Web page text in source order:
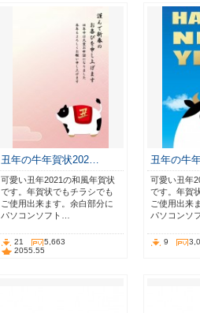
丑年の牛年賀状202…
可愛い丑年2021の和風年賀状
です。年賀状でもチラシでも
ご使用出来ます。余白部分に
パソコンソフト…
21
5,663
2055.55
丑年の牛
可愛い丑年
です。年賀
ご使用出来
パソコンソ
9